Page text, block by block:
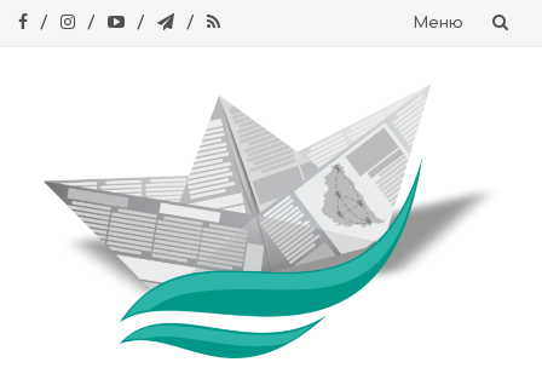
Меню